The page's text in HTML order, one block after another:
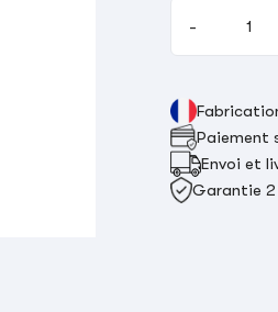
-
Paiement
Envoi et
Garantie 2